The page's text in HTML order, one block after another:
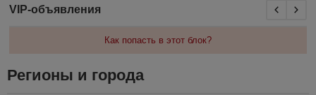
VIP-объявления
Как попасть в этот блок?
Регионы и города